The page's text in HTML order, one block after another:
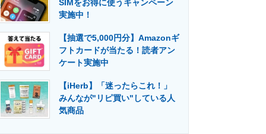
メディア 建設×テクノロジーの最前線
SIMをお得に使うキャンペーン
実施中！
【抽選で5,000円分】Amazonギ
フトカードが当たる！読者アン
ケート実施中
【iHerb】「迷ったらこれ！」
みんなが"リピ買い"している人
気商品